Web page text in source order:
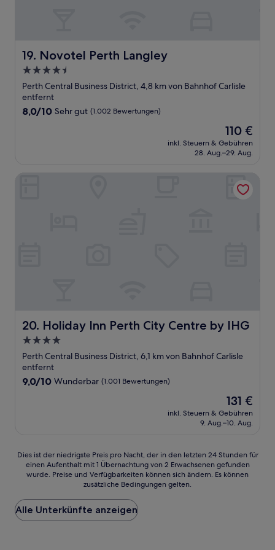
19. Novotel Perth Langley
Novotel Perth Langley
4.5-
Sterne-
Unterkunft
Perth Central Business District, 4,8 km von Bahnhof Carlisle
entfernt
8.0
Bewertungen)
8,0/10 Sehr gut (1.002 Bewertungen)
Der
Preis
beträgt
110 €
inkl. Steuern & Gebühren
28. Aug.–29. Aug.
20. Holiday Inn Perth City Centre by IHG
Holiday Inn Perth City Centre by IHG
4.0-
Sterne-
Unterkunft
Perth Central Business District, 6,1 km von Bahnhof Carlisle
entfernt
9.0
9,0/10 Wunderbar (1.001 Bewertungen)
Der
Preis
beträgt
131 €
inkl. Steuern & Gebühren
9. Aug.–10. Aug.
Dies
der
Preis
pro
Nacht,
Dies ist der niedrigste Preis pro Nacht, der in den letzten 24 Stunden für
einen Aufenthalt mit 1 Übernachtung von 2 Erwachsenen gefunden
wurde. Preise und Verfügbarkeiten können sich ändern. Es können
zusätzliche Bedingungen gelten.
Alle Unterkünfte anzeigen